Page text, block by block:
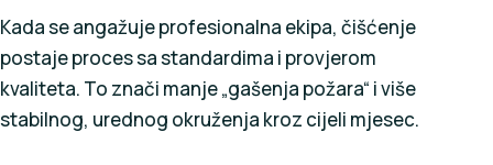
Kada se angažuje profesionalna ekipa, čišćenje
postaje proces sa standardima i provjerom
kvaliteta. To znači manje „gašenja požara“ i više
stabilnog, urednog okruženja kroz cijeli mjesec.